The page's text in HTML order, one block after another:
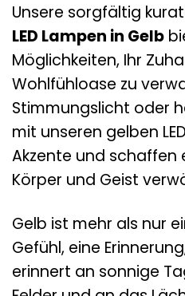
Unsere sorgfältig
LED Lampen in Gelb
Möglichkeiten, Ihr
Wohlfühloase zu
Stimmungslicht oder
mit unseren gelben
Akzente und schaffen
Körper und Geist
Gelb ist mehr als nur
Gefühl, eine
erinnert an sonnige